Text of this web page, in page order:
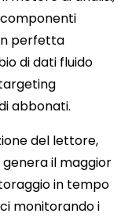
componenti
perfetta
di dati fluido
abbonati.
del lettore,
il maggior
in tempo
monitorando i